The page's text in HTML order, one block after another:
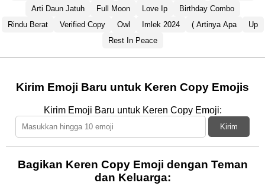
Arti Daun Jatuh
Full Moon Love Ip
Birthday Combo
Rindu Berat
Verified Copy Owl Imlek 2024 ( Artinya Apa
Up
Rest In Peace
Kirim Emoji Baru untuk Keren Copy Emojis
Kirim Emoji Baru untuk Keren Copy Emoji:
Kirim
Bagikan Keren Copy Emoji dengan Teman
dan Keluarga: